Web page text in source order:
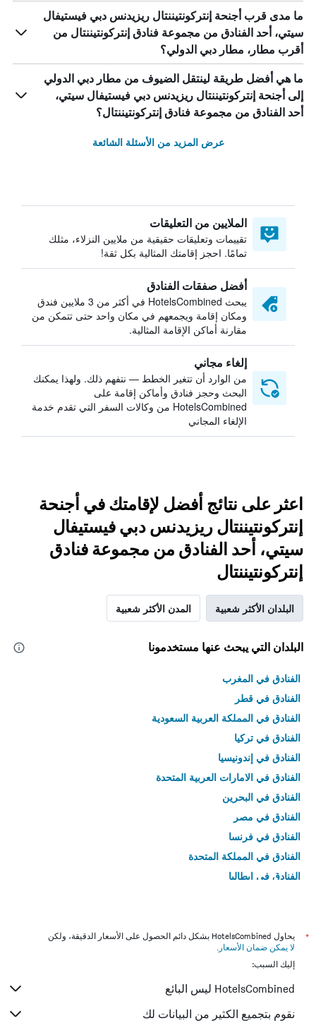
ما مدى قرب أجنحة إنتركونتيننتال ريزيدنس دبي فيستيفال
سيتي، أحد الفنادق من مجموعة فنادق إنتركونتيننتال من
أقرب مطار، مطار دبي الدولي؟
ما هي أفضل طريقة لينتقل الضيوف من مطار دبي الدولي
إلى أجنحة إنتركونتيننتال ريزيدنس دبي فيستيفال سيتي،
أحد الفنادق من مجموعة فنادق إنتركونتيننتال؟
عرض المزيد من الأسئلة الشائعة
الملايين من التعليقات
تقييمات وتعليقات حقيقية من ملايين النزلاء، مثلك
تمامًا. احجز إقامتك المثالية بكل ثقة!
أفضل صفقات الفنادق
يبحث HotelsCombined في أكثر من 3 ملايين فندق
ومكان إقامة ويجمعهم في مكان واحد حتى تتمكن من
مقارنة أماكن الإقامة المثالية.
إلغاء مجاني
من الوارد أن تتغير الخطط — نتفهم ذلك. ولهذا يمكنك
البحث وحجز فنادق وأماكن إقامة على
HotelsCombined من وكالات السفر التي تقدم خدمة
الإلغاء المجاني
اعثر على نتائج أفضل لإقامتك في أجنحة
إنتركونتيننتال ريزيدنس دبي فيستيفال
سيتي، أحد الفنادق من مجموعة فنادق
إنتركونتيننتال
البلدان الأكثر شعبية المدن الأكثر شعبية
البلدان التي يبحث عنها مستخدمونا
الفنادق في المغرب
الفنادق في قطر
الفنادق في المملكة العربية السعودية
الفنادق في تركيا
الفنادق في إندونيسيا
الفنادق في الامارات العربية المتحدة
الفنادق في البحرين
الفنادق في مصر
الفنادق في فرنسا
الفنادق في المملكة المتحدة
الفنادق في إيطاليا
*
يحاول HotelsCombined بشكل دائم الحصول على الأسعار الدقيقة، ولكن
لا يمكن ضمان الأسعار .
إليك السبب:
HotelsCombined ليس البائع
نقوم بتجميع الكثير من البيانات لك